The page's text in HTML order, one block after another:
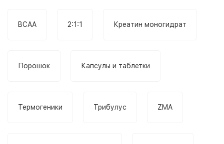
BCAA 2:1:1 Креатин моногидрат
Порошок Капсулы и таблетки
Термогеники Трибулус ZMA